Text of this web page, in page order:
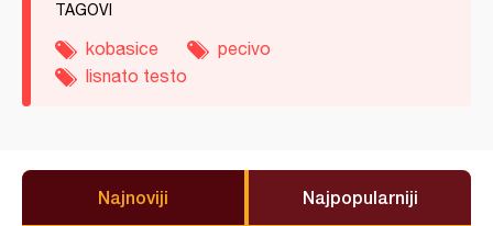
TAGOVI
kobasice
pecivo
lisnato testo
Najnoviji Najpopularniji